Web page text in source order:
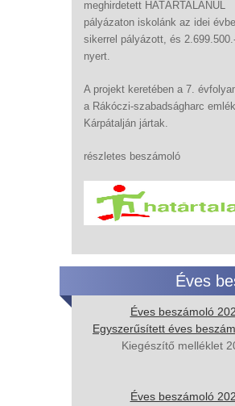
meghirdetett HATÁRTALANUL
pályázaton iskolánk az idei
sikerrel pályázott, és
nyert.
A projekt keretében a 7.
a Rákóczi-szabadságharc
Kárpátalján jártak.
részletes beszámoló
Éves
Éves beszámoló
Egyszerűsített éves
Kiegészítő melléklet
Éves beszámoló